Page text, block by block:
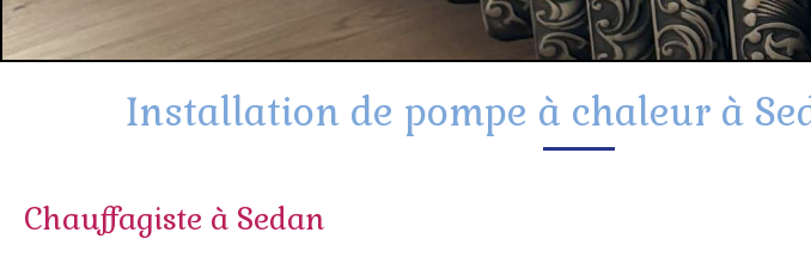
Installation de pompe à chaleur à
Chauffagiste à Sedan